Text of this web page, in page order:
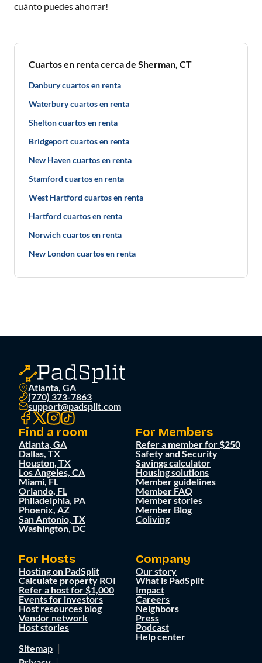
cuánto puedes ahorrar!
Cuartos en renta cerca de Sherman, CT
Danbury cuartos en renta
Waterbury cuartos en renta
Shelton cuartos en renta
Bridgeport cuartos en renta
New Haven cuartos en renta
Stamford cuartos en renta
West Hartford cuartos en renta
Hartford cuartos en renta
Norwich cuartos en renta
New London cuartos en renta
Atlanta, GA
(770) 373-7863
support@padsplit.com
Find a room
Atlanta, GA
Dallas, TX
Houston, TX
Los Angeles, CA
Miami, FL
Orlando, FL
Philadelphia, PA
Phoenix, AZ
San Antonio, TX
Washington, DC
For Members
Refer a member for $250
Safety and Security
Savings calculator
Housing solutions
Member guidelines
Member FAQ
Member stories
Member Blog
Coliving
For Hosts
Hosting on PadSplit
Calculate property ROI
Refer a host for $1,000
Events for investors
Host resources blog
Vendor network
Host stories
Company
Our story
What is PadSplit
Impact
Careers
Neighbors
Press
Podcast
Help center
Sitemap